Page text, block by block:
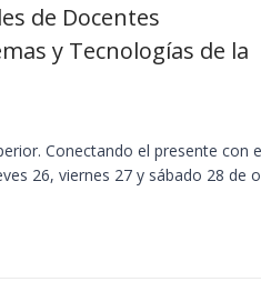
de Docentes
y Tecnologías de la
Conectando el presente con
26, viernes 27 y sábado 28 de